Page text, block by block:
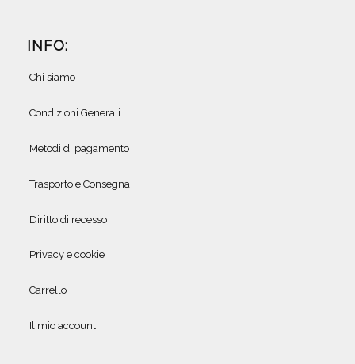
INFO:
Chi siamo
Condizioni Generali
Metodi di pagamento
Trasporto e Consegna
Diritto di recesso
Privacy e cookie
Carrello
Il mio account